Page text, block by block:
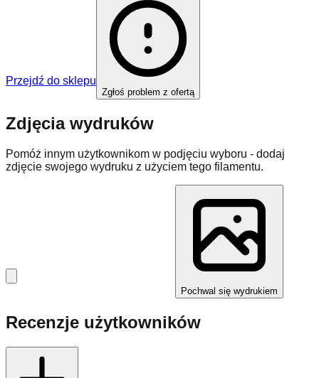
Przejdź do sklepu
Zgłoś problem z ofertą
Zdjęcia wydruków
Pomóż innym użytkownikom w podjęciu wyboru - dodaj
zdjęcie swojego wydruku z użyciem tego filamentu.
Pochwal się wydrukiem
Recenzje użytkowników